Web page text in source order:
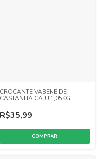
CROCANTE VABENE DE
CASTANHA CAJU 1,05KG
R$35,99